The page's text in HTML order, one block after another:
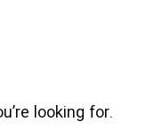
looking for.